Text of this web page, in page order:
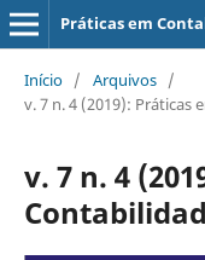
Práticas em
Início / Arquivos /
v. 7 n. 4 (2019): Práticas
v. 7 n. 4